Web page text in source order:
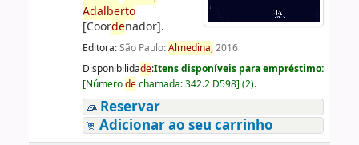
Adalberto
[Coordenador].
Editora:São Paulo:Almedina,2016
Disponibilidade:Itens disponíveis para empréstimo:
[Númerodechamada:342.2 D598] (2).
Reservar
Adicionar ao seu carrinho